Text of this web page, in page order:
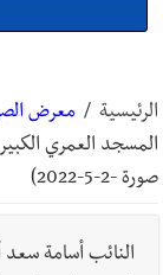
الرئيسية / معرض
صورة -2-5-2022)
النائب أسامة